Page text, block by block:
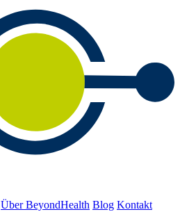
Über BeyondHealth Blog Kontakt